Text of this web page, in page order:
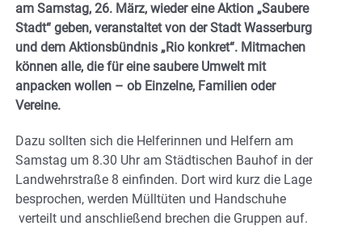
am Samstag, 26. März, wieder eine Aktion „Saubere
Stadt“ geben, veranstaltet von der Stadt Wasserburg
und dem Aktionsbündnis „Rio konkret“. Mitmachen
können alle, die für eine saubere Umwelt mit
anpacken wollen – ob Einzelne, Familien oder
Vereine.
Dazu sollten sich die Helferinnen und Helfern am
Samstag um 8.30 Uhr am Städtischen Bauhof in der
Landwehrstraße 8 einfinden. Dort wird kurz die Lage
besprochen, werden Mülltüten und Handschuhe
verteilt und anschließend brechen die Gruppen auf.